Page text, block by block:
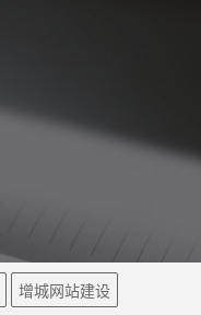
增城网站建设